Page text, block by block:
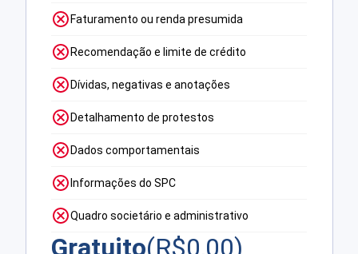
Faturamento ou renda presumida
Recomendação e limite de crédito
Dívidas, negativas e anotações
Detalhamento de protestos
Dados comportamentais
Informações do SPC
Quadro societário e administrativo